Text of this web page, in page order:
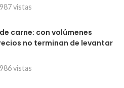
987 vistas
carne: con volúmenes
no terminan de levantar
986 vistas